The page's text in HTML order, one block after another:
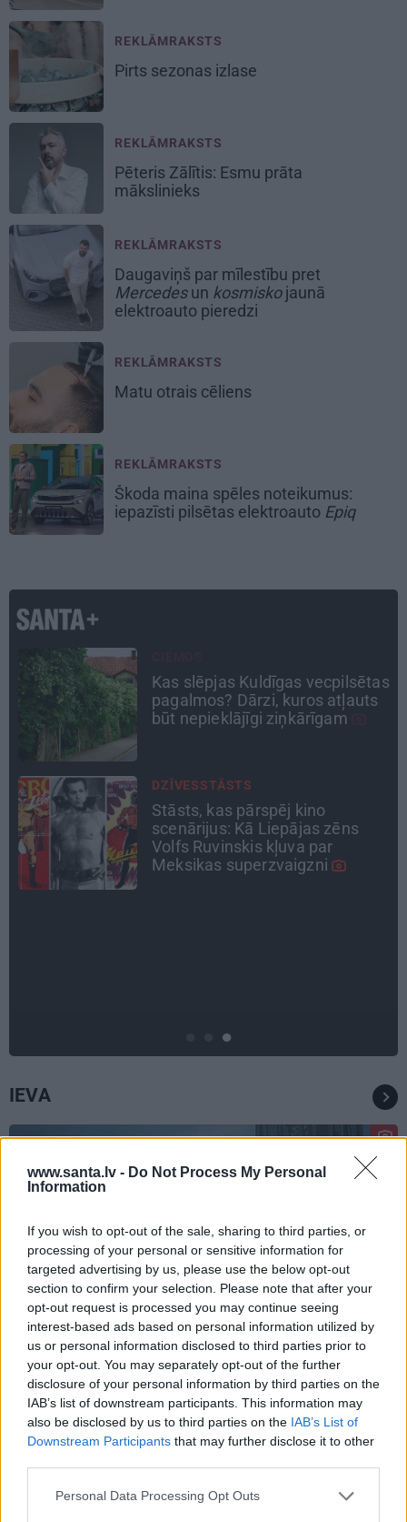
www.santa.lv - Do Not Process My Personal
Information
If you wish to opt-out of the sale, sharing to third parties, or
processing of your personal or sensitive information for
targeted advertising by us, please use the below opt-out
section to confirm your selection. Please note that after your
opt-out request is processed you may continue seeing
interest-based ads based on personal information utilized by
us or personal information disclosed to third parties prior to
your opt-out. You may separately opt-out of the further
disclosure of your personal information by third parties on the
IAB’s list of downstream participants. This information may
also be disclosed by us to third parties on the IAB’s List of
Downstream Participants that may further disclose it to other
Personal Data Processing Opt Outs
REKLĀMRAKSTS
Pirts sezonas izlase
REKLĀMRAKSTS
Pēteris Zālītis: Esmu prāta
mākslinieks
REKLĀMRAKSTS
Daugaviņš par mīlestību pret
Mercedesun kosmiskojaunā
elektroauto pieredzi
REKLĀMRAKSTS
Matu otrais cēliens
REKLĀMRAKSTS
Škoda maina spēles noteikumus:
iepazīsti pilsētas elektroauto Epiq
Virziens – jūra: Lauderu
ģimenes bezbēdīgi laiskā miera
osta Pūrciemā
CEĻOJUMA PLĀNS
Draudzeņu ceļojums bez
drāmām: noderīgi padomi
plānošanai un 16 galamērķu
idejas
IEVA
Ērģeles pludmalē, cirks Rīgā un teātris
Valmierā: kur doties šajās brīvdienās?
PĀRDOMĀM
«Citiem iet vēl sliktāk» nav nekāds
mierinājums. Skaidro Diāna Zande